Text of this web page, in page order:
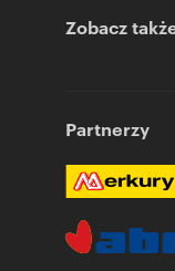
Zobacz
Partnerzy